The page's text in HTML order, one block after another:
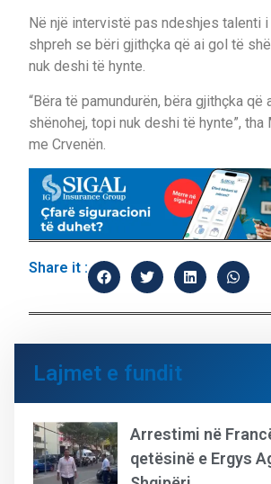
Në një intervistë pas ndeshjes talenti i
shpreh se bëri gjithçka që ai gol të
nuk deshi të hynte.
“Bëra të pamundurën, bëra gjithçka që
shënohej, topi nuk deshi të hynte”,
me Crvenën.
Share it :
Lajmet e fundit
Arrestimi në
qetësinë e Ergys